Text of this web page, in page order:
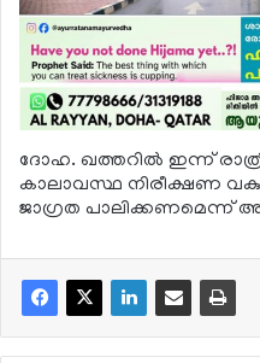
ദോഹ. ഖത്തറില്‍ ഇന്ന്
കാലാവസ്ഥ നിരീക്ഷണ
ജാഗ്രത പാലിക്കണമെന്ന്